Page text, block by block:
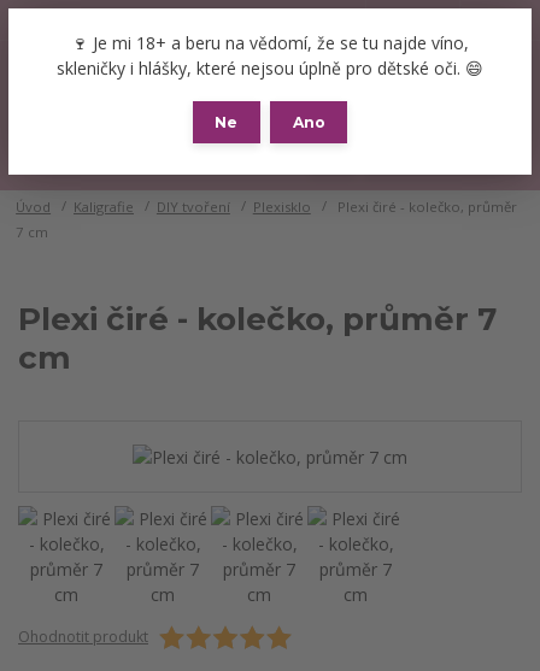
🍷 Je mi 18+ a beru na vědomí, že se tu najde víno,
skleničky i hlášky, které nejsou úplně pro dětské oči. 😄
Ne
Ano
0 Kč
Úvod Kaligrafie DIY tvoření Plexisklo
Plexi čiré - kolečko, průměr
7 cm
Plexi čiré - kolečko, průměr 7
cm
Ohodnotit produkt